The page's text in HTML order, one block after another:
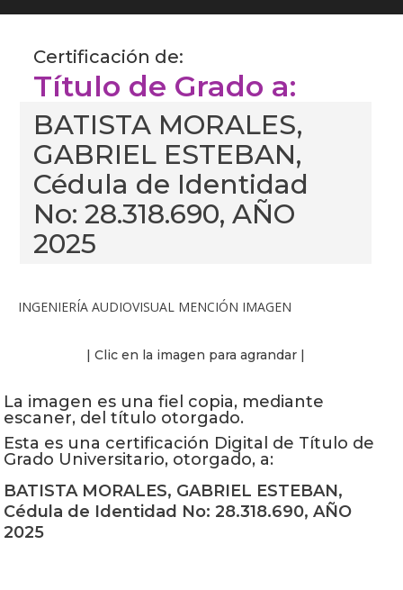
Certificación de:
Título de Grado a:
BATISTA MORALES,
GABRIEL ESTEBAN,
Cédula de Identidad
No: 28.318.690, AÑO
2025
INGENIERÍA AUDIOVISUAL MENCIÓN IMAGEN
| Clic en la imagen para agrandar |
La imagen es una fiel copia, mediante
escaner, del título otorgado.
Esta es una certificación Digital de Título de
Grado Universitario, otorgado, a:
BATISTA MORALES, GABRIEL ESTEBAN,
Cédula de Identidad No: 28.318.690, AÑO
2025